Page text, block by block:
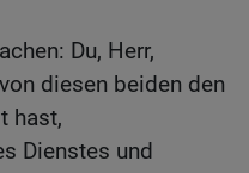
Du, Herr,
diesen beiden den
hast,
Dienstes und